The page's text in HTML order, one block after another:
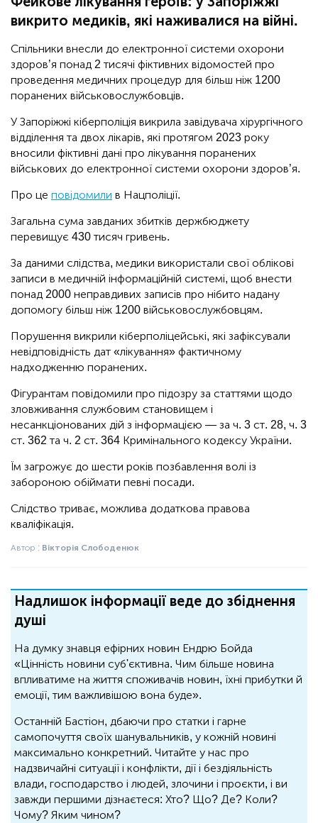
викрито медиків, які наживалися на війні.
Спільники внесли до електронної системи охорони
здоров’я понад 2 тисячі фіктивних відомостей про
проведення медичних процедур для більш ніж 1200
поранених військовослужбовців.
У Запоріжжі кіберполіція викрила завідувача хірургічного
відділення та двох лікарів, які протягом 2023 року
вносили фіктивні дані про лікування поранених
військових до електронної системи охорони здоров’я.
Про це повідомили в Нацполіції.
Загальна сума завданих збитків держбюджету
перевищує 430 тисяч гривень.
За даними слідства, медики використали свої облікові
записи в медичній інформаційній системі, щоб внести
понад 2000 неправдивих записів про нібито надану
допомогу більш ніж 1200 військовослужбовцям.
Порушення викрили кіберполіцейські, які зафіксували
невідповідність дат «лікування» фактичному
надходженню поранених.
Фігурантам повідомили про підозру за статтями щодо
зловживання службовим становищем і
несанкціонованих дій з інформацією — за ч. 3 ст. 28, ч. 3
ст. 362 та ч. 2 ст. 364 Кримінального кодексу України.
Їм загрожує до шести років позбавлення волі із
забороною обіймати певні посади.
Слідство триває, можлива додаткова правова
кваліфікація.
Автор : Вікторія Слободенюк
Надлишок інформації веде до збіднення
душі
На думку знавця ефірних новин Ендрю Бойда
«Цінність новини суб'єктивна. Чим більше новина
впливатиме на життя споживачів новин, їхні прибутки й
емоції, тим важливішою вона буде».
Останній Бастіон, дбаючи про статки і гарне
самопочуття своїх шанувальників, у кожній новині
максимально конкретний. Читайте у нас про
надзвичайні ситуації і конфлікти, дії і бездіяльність
влади, господарство і людей, злочини і проєкти, і ви
завжди першими дізнаєтеся: Хто? Що? Де? Коли?
Чому? Яким чином?